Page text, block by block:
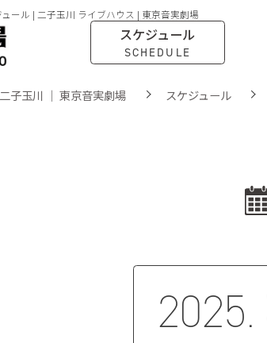
ール | 二子玉川 ライブハウス | 東京音実劇場
スケジュール
SCHEDULE
子玉川 ｜ 東京音実劇場 スケジュール
2025.